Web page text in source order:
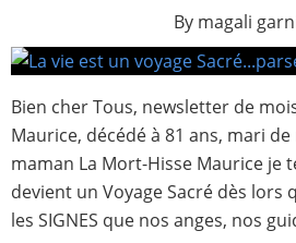
By magali
Bien cher Tous, newsletter de
Maurice, décédé à 81 ans, mari
maman La Mort-Hisse Maurice je
devient un Voyage Sacré dès lors
les SIGNES que nos anges, nos